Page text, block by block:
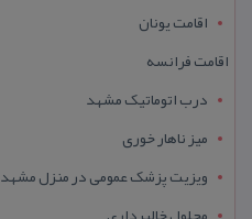
اقامت یونان
اقامت فرانسه
درب اتوماتیک مشهد
میز ناهار خوری
ویزیت پزشک عمومی در منزل مشهد